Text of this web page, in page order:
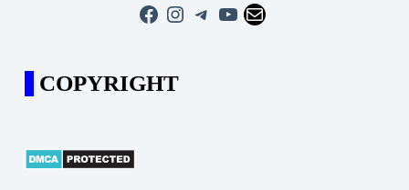
Facebook
Instagram
Telegram
YouTube
Mail
COPYRIGHT